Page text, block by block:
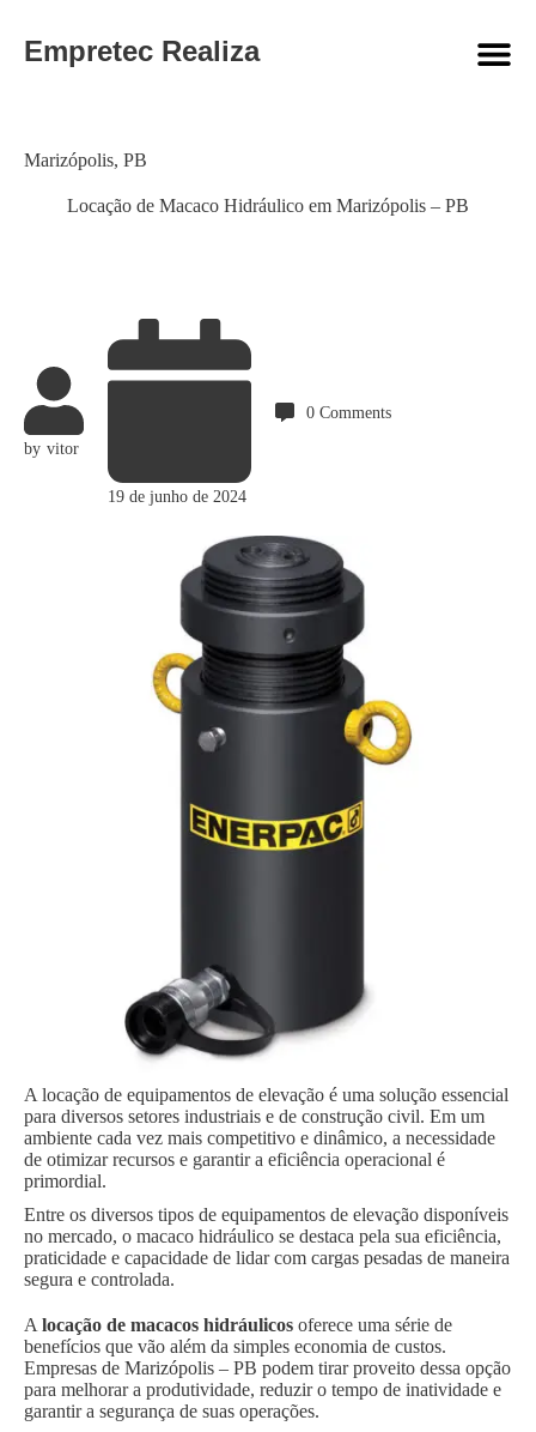
Empretec Realiza
Locação de Macaco Hidráulico em Marizópolis – PB
Category
Marizópolis, PB
by vitor
19 de junho de 2024
0 Comments
A locação de equipamentos de elevação é uma solução essencial
para diversos setores industriais e de construção civil. Em um
ambiente cada vez mais competitivo e dinâmico, a necessidade
de otimizar recursos e garantir a eficiência operacional é
primordial.
Entre os diversos tipos de equipamentos de elevação disponíveis
no mercado, o macaco hidráulico se destaca pela sua eficiência,
praticidade e capacidade de lidar com cargas pesadas de maneira
segura e controlada.
A locação de macacos hidráulicos oferece uma série de
benefícios que vão além da simples economia de custos.
Empresas de Marizópolis – PB podem tirar proveito dessa opção
para melhorar a produtividade, reduzir o tempo de inatividade e
garantir a segurança de suas operações.